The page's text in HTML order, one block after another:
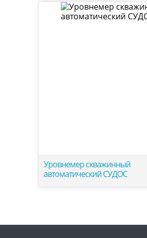
Уровнемер скважинный
автоматический СУДОС